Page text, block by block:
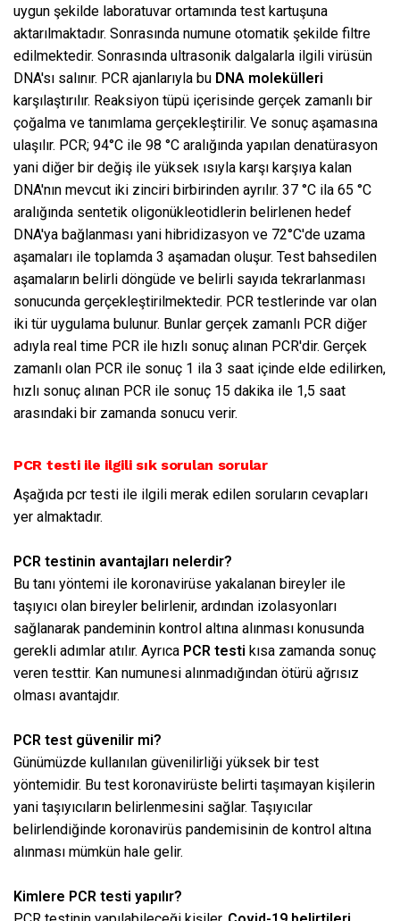
uygun şekilde laboratuvar ortamında test kartuşuna
aktarılmaktadır. Sonrasında numune otomatik şekilde filtre
edilmektedir. Sonrasında ultrasonik dalgalarla ilgili virüsün
DNA'sı salınır. PCR ajanlarıyla bu DNA molekülleri
karşılaştırılır. Reaksiyon tüpü içerisinde gerçek zamanlı bir
çoğalma ve tanımlama gerçekleştirilir. Ve sonuç aşamasına
ulaşılır. PCR; 94°C ile 98 °C aralığında yapılan denatürasyon
yani diğer bir değiş ile yüksek ısıyla karşı karşıya kalan
DNA'nın mevcut iki zinciri birbirinden ayrılır. 37 °C ila 65 °C
aralığında sentetik oligonükleotidlerin belirlenen hedef
DNA'ya bağlanması yani hibridizasyon ve 72°C'de uzama
aşamaları ile toplamda 3 aşamadan oluşur. Test bahsedilen
aşamaların belirli döngüde ve belirli sayıda tekrarlanması
sonucunda gerçekleştirilmektedir. PCR testlerinde var olan
iki tür uygulama bulunur. Bunlar gerçek zamanlı PCR diğer
adıyla real time PCR ile hızlı sonuç alınan PCR'dir. Gerçek
zamanlı olan PCR ile sonuç 1 ila 3 saat içinde elde edilirken,
hızlı sonuç alınan PCR ile sonuç 15 dakika ile 1,5 saat
arasındaki bir zamanda sonucu verir.
PCR testi ile ilgili sık sorulan sorular
Aşağıda pcr testi ile ilgili merak edilen soruların cevapları
yer almaktadır.
PCR testinin avantajları nelerdir?
Bu tanı yöntemi ile koronavirüse yakalanan bireyler ile
taşıyıcı olan bireyler belirlenir, ardından izolasyonları
sağlanarak pandeminin kontrol altına alınması konusunda
gerekli adımlar atılır. Ayrıca PCR testi kısa zamanda sonuç
veren testtir. Kan numunesi alınmadığından ötürü ağrısız
olması avantajdır.
PCR test güvenilir mi?
Günümüzde kullanılan güvenilirliği yüksek bir test
yöntemidir. Bu test koronavirüste belirti taşımayan kişilerin
yani taşıyıcıların belirlenmesini sağlar. Taşıyıcılar
belirlendiğinde koronavirüs pandemisinin de kontrol altına
alınması mümkün hale gelir.
Kimlere PCR testi yapılır?